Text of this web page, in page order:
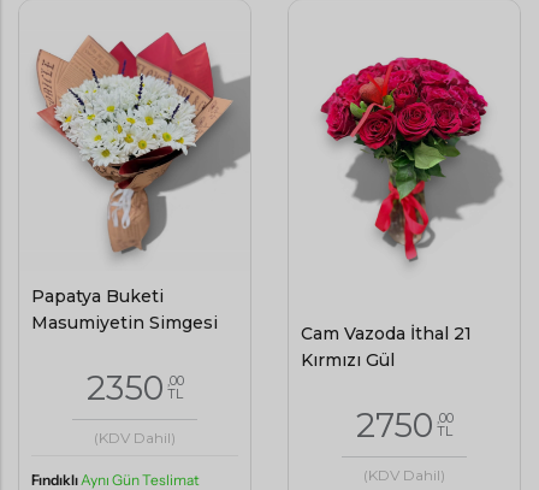
Papatya Buketi
Masumiyetin Simgesi
2350 ,00
TL
(KDV Dahil)
Fındıklı Aynı Gün Teslimat
Cam Vazoda İthal 21
Kırmızı Gül
2750 ,00
TL
(KDV Dahil)